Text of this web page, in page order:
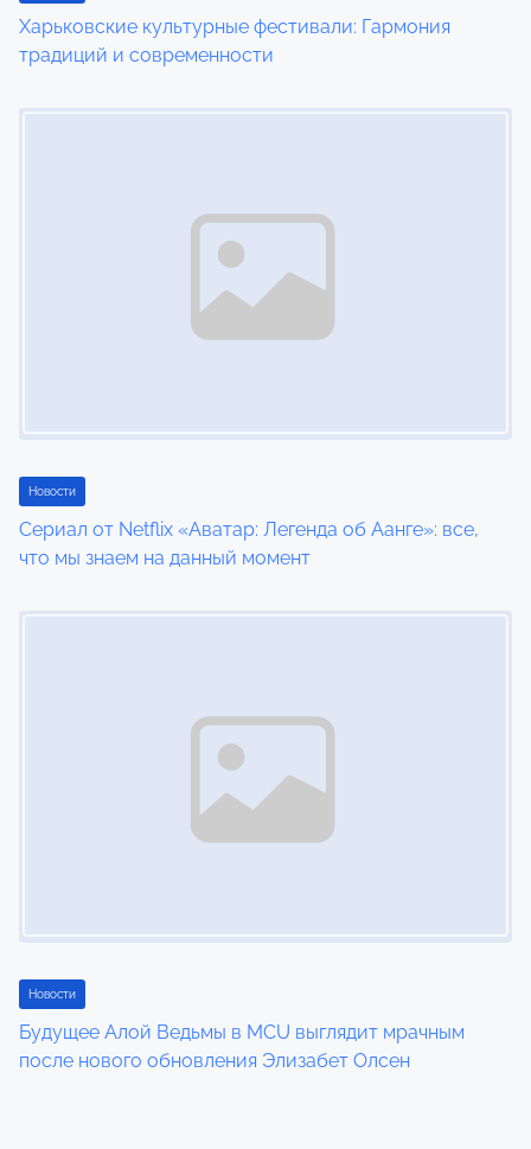
i
o
Харьковские культурные фестивали: Гармония
традиций и современности
Новости
Сериал от Netflix «Аватар: Легенда об Аанге»: все,
что мы знаем на данный момент
Новости
Будущее Алой Ведьмы в MCU выглядит мрачным
после нового обновления Элизабет Олсен